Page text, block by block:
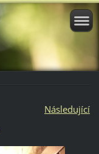
Následující